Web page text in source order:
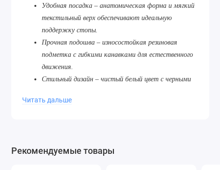
Удобная посадка – анатомическая форма и мягкий
текстильный верх обеспечивают идеальную
поддержку стопы.
Прочная подошва – износостойкая резиновая
подметка с гибкими канавками для естественного
движения.
Стильный дизайн – чистый белый цвет с черными
casual-одеждой.
Идеальны для тренировок
Читать дальше
Рекомендуемые товары